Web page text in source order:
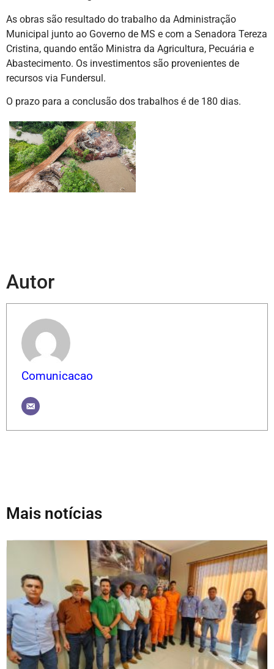
As obras são resultado do trabalho da Administração
Municipal junto ao Governo de MS e com a Senadora Tereza
Cristina, quando então Ministra da Agricultura, Pecuária e
Abastecimento. Os investimentos são provenientes de
recursos via Fundersul.
O prazo para a conclusão dos trabalhos é de 180 dias.
Autor
Comunicacao
Mais notícias